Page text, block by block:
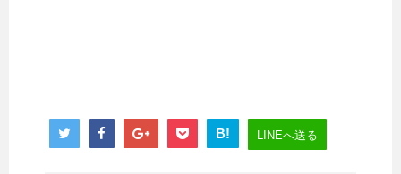
B! LINEへ送る